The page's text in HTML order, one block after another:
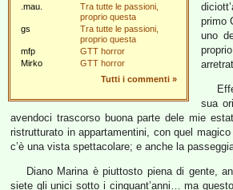
.mau.
Tra tutte le passioni,
proprio questa
gs
Tra tutte le passioni,
proprio questa
mfp
GTT horror
Mirko
GTT horror
Tutti i commenti »
primo
uno
sua
avendoci trascorso buona parte dele mie
ristrutturato in appartamentini, con quel
c’è una vista spettacolare; e anche la
Diano Marina è piuttosto piena di gente,
siete gli unici sotto i cinquant’anni… ma